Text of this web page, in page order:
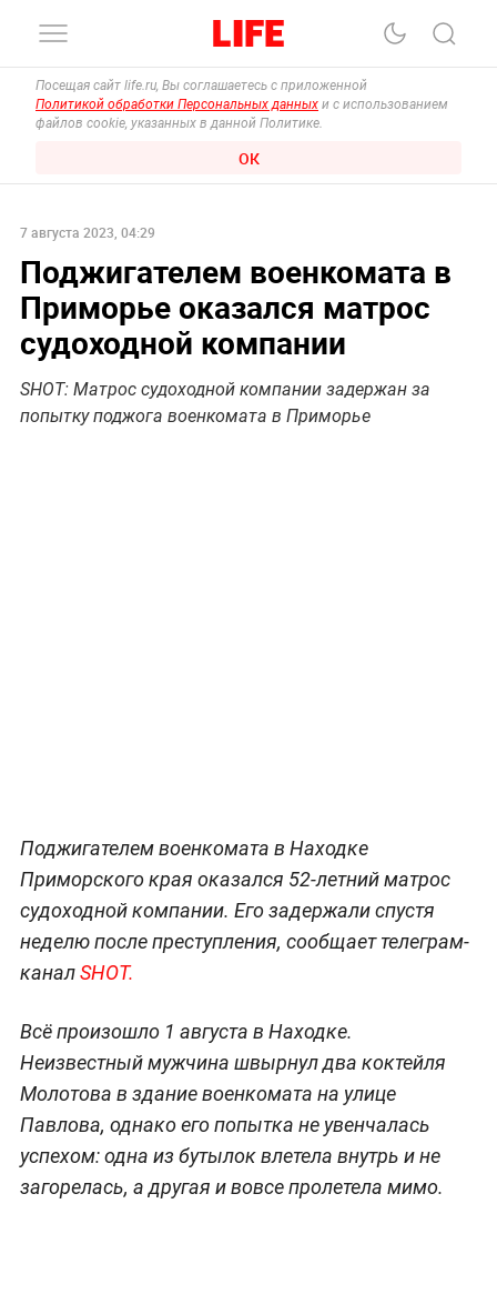
Посещая сайт life.ru, Вы соглашаетесь с приложенной
Политикой обработки Персональных данных и с использованием
файлов cookie, указанных в данной Политике.
ОК
7 августа 2023, 04:29
Поджигателем военкомата в
Приморье оказался матрос
судоходной компании
SHOT: Матрос судоходной компании задержан за
попытку поджога военкомата в Приморье
Поджигателем военкомата в Находке
Приморского края оказался 52-летний матрос
судоходной компании. Его задержали спустя
неделю после преступления, сообщает телеграм-
каналSHOT.
Всё произошло 1 августа в Находке.
Неизвестный мужчина швырнул два коктейля
Молотова в здание военкомата на улице
Павлова, однако его попытка не увенчалась
успехом: одна из бутылок влетела внутрь и не
загорелась, а другая и вовсе пролетела мимо.